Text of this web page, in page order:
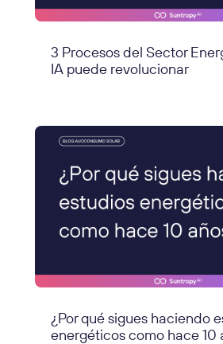
3 Procesos del Sector
IA puede revolucionar
¿Por qué sigues haciendo
energéticos como hace 10